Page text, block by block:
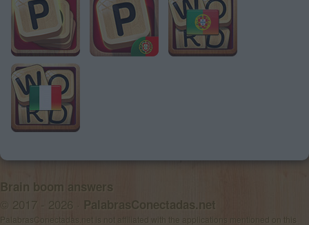
Brain boom answers
© 2017 - 2026 · PalabrasConectadas.net
PalabrasConectadas.net is not affiliated with the applications mentioned on this